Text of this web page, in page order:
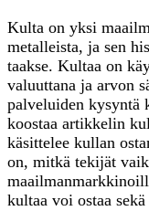
Kulta on yksi
metalleista, ja sen
taakse. Kultaa on
valuuttana ja arvon
palveluiden kysyntä
koostaa artikkelin
käsittelee kullan
on, mitkä tekijät
kultaa voi ostaa